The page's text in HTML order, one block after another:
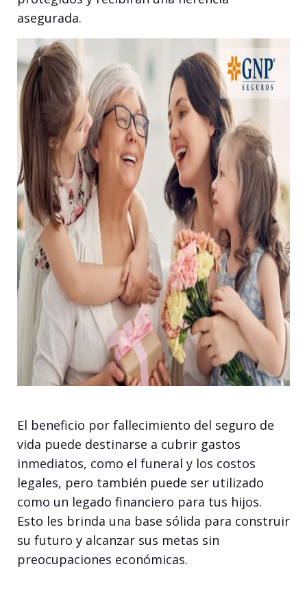
asegurada.
El beneficio por fallecimiento del seguro de
vida puede destinarse a cubrir gastos
inmediatos, como el funeral y los costos
legales, pero también puede ser utilizado
como un legado financiero para tus hijos.
Esto les brinda una base sólida para construir
su futuro y alcanzar sus metas sin
preocupaciones económicas.